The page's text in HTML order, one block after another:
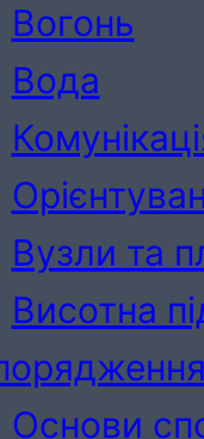
Вогонь
Вода
Вузли та
Висотна
Основи